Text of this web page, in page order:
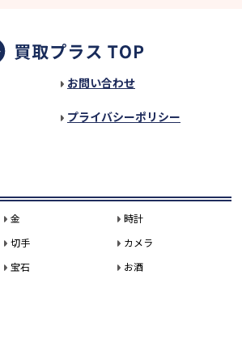
お問い合わせ
プライバシーポリシー
金
時計
切手
カメラ
宝石
お酒